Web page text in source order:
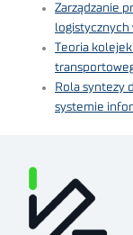
Zarządzanie
logistycznych
Teoria
Rola syntezy
systemie